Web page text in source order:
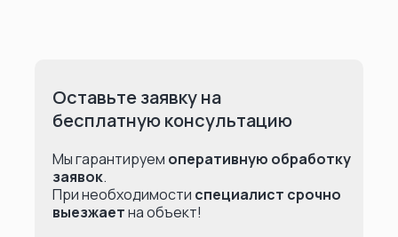
Оставьте заявку на
бесплатную консультацию
Мы гарантируем оперативную обработку
заявок.
При необходимости специалист срочно
выезжаетна объект!